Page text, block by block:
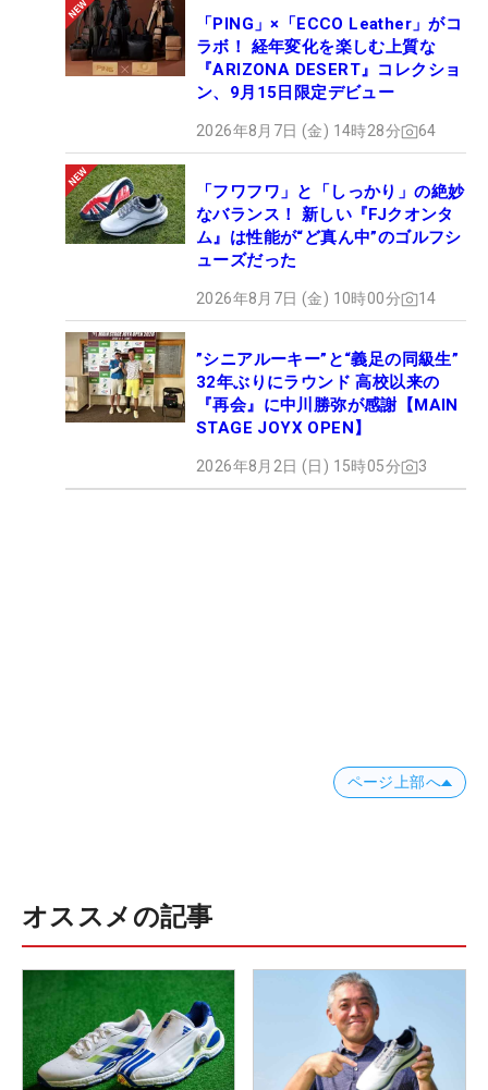
「PING」×「ECCO Leather」がコ
ラボ！ 経年変化を楽しむ上質な
『ARIZONA DESERT』コレクショ
ン、9月15日限定デビュー
2026年8月7日 (金) 14時28分 64
「フワフワ」と「しっかり」の絶妙
なバランス！ 新しい『FJクオンタ
ム』は性能が“ど真ん中”のゴルフシ
ューズだった
2026年8月7日 (金) 10時00分 14
”シニアルーキー”と“義足の同級生”
32年ぶりにラウンド 高校以来の
『再会』に中川勝弥が感謝【MAIN
STAGE JOYX OPEN】
2026年8月2日 (日) 15時05分 3
ページ上部へ
オススメの記事